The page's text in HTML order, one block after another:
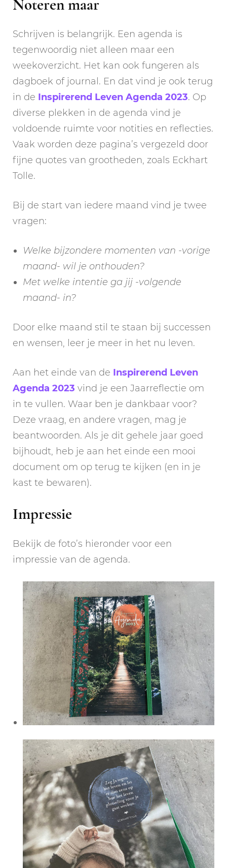
Noteren maar
Schrijven is belangrijk. Een agenda is
tegenwoordig niet alleen maar een
weekoverzicht. Het kan ook fungeren als
dagboek of journal. En dat vind je ook terug
in de Inspirerend Leven Agenda 2023. Op
diverse plekken in de agenda vind je
voldoende ruimte voor notities en reflecties.
Vaak worden deze pagina’s vergezeld door
fijne quotes van grootheden, zoals Eckhart
Tolle.
Bij de start van iedere maand vind je twee
vragen:
Welke bijzondere momenten van -vorige
maand- wil je onthouden?
Met welke intentie ga jij -volgende
maand- in?
Door elke maand stil te staan bij successen
en wensen, leer je meer in het nu leven.
Aan het einde van de Inspirerend Leven
Agenda 2023 vind je een Jaarreflectie om
in te vullen. Waar ben je dankbaar voor?
Deze vraag, en andere vragen, mag je
beantwoorden. Als je dit gehele jaar goed
bijhoudt, heb je aan het einde een mooi
document om op terug te kijken (en in je
kast te bewaren).
Impressie
Bekijk de foto’s hieronder voor een
impressie van de agenda.